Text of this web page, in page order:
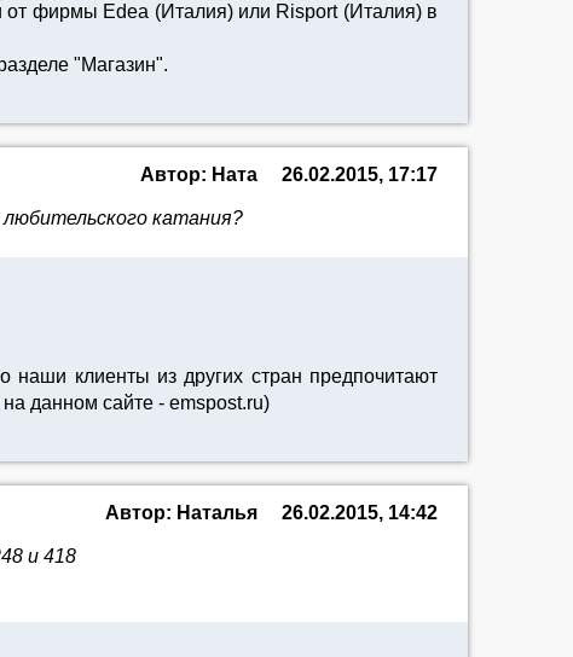
фирмы Edea (Италия) или Risport (Италия) в
"Магазин".
Автор: Ната 26.02.2015, 17:17
катания?
клиенты из других стран предпочитают
данном сайте - emspost.ru)
Автор: Наталья 26.02.2015, 14:42
и 418